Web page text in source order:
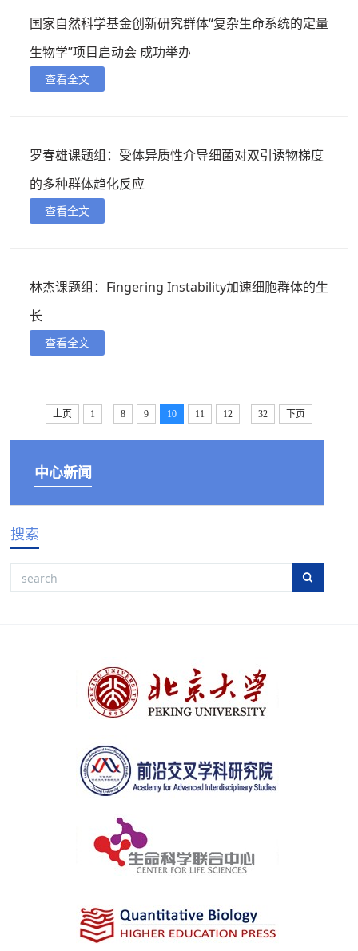
国家自然科学基金创新研究群体“复杂生命系统的定量
生物学”项目启动会 成功举办
查看全文
罗春雄课题组：受体异质性介导细菌对双引诱物梯度
的多种群体趋化反应
查看全文
林杰课题组：Fingering Instability加速细胞群体的生
长
查看全文
上页 1 ... 8 9 10 11 12 ... 32 下页
中心新闻
搜索